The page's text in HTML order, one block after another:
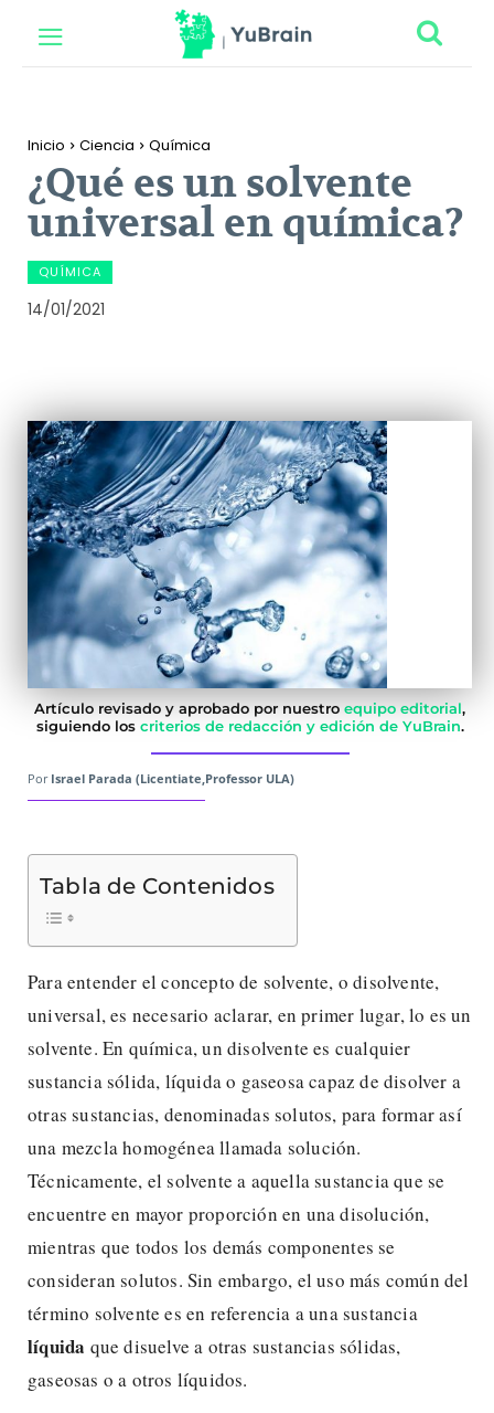
Inicio Ciencia Química
¿Qué es un solvente
universal en química?
QUÍMICA
14/01/2021
Artículo revisado y aprobado por nuestro equipo editorial,
siguiendo los criterios de redacción y edición de YuBrain.
Por Israel Parada (Licentiate,Professor ULA)
Tabla de Contenidos
Para entender el concepto de solvente, o disolvente,
universal, es necesario aclarar, en primer lugar, lo es un
solvente. En química, un disolvente es cualquier
sustancia sólida, líquida o gaseosa capaz de disolver a
otras sustancias, denominadas solutos, para formar así
una mezcla homogénea llamada solución.
Técnicamente, el solvente a aquella sustancia que se
encuentre en mayor proporción en una disolución,
mientras que todos los demás componentes se
consideran solutos. Sin embargo, el uso más común del
término solvente es en referencia a una sustancia
líquida que disuelve a otras sustancias sólidas,
gaseosas o a otros líquidos.